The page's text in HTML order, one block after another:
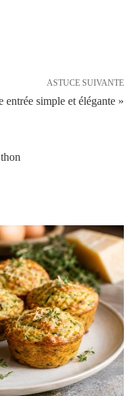
ASTUCE SUIVANTE
entrée simple et élégante »